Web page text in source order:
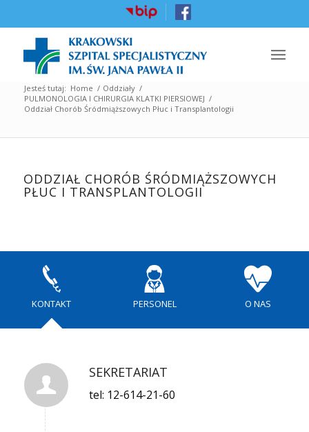
Jesteś tutaj: Home / Oddziały /
PULMONOLOGIA I CHIRURGIA KLATKI PIERSIOWEJ /
Oddział Chorób Śródmiąższowych Płuc i Transplantologii
ODDZIAŁ CHORÓB ŚRÓDMIĄŻSZOWYCH
PŁUC I TRANSPLANTOLOGII
KONTAKT PERSONEL O NAS
SEKRETARIAT
tel: 12-614-21-60